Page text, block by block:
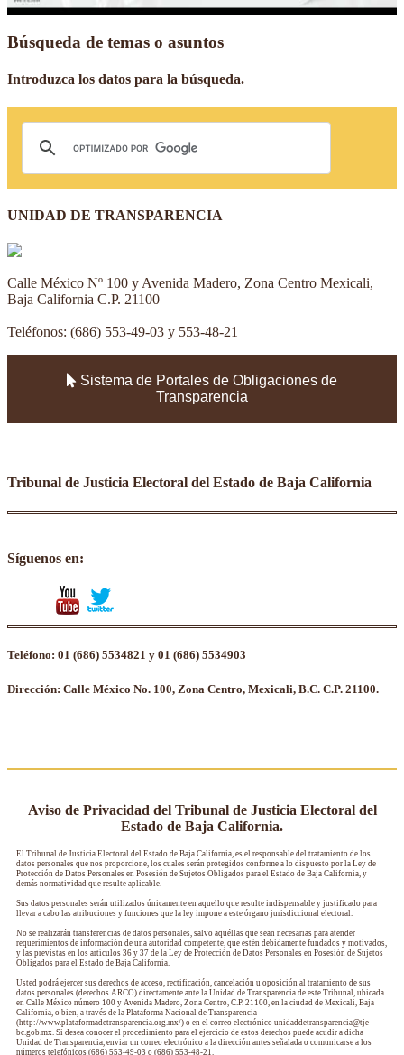
Búsqueda de temas o asuntos
Introduzca los datos para la búsqueda.
UNIDAD DE TRANSPARENCIA
Calle México Nº 100 y Avenida Madero, Zona Centro Mexicali,
Baja California C.P. 21100
Teléfonos: (686) 553-49-03 y 553-48-21
Sistema de Portales de Obligaciones de
Transparencia
Tribunal de Justicia Electoral del Estado de Baja California
Síguenos en:
facebook
Teléfono: 01 (686) 5534821 y 01 (686) 5534903
Dirección: Calle México No. 100, Zona Centro, Mexicali, B.C. C.P. 21100.
Aviso de Privacidad del Tribunal de Justicia Electoral del
Estado de Baja California.
El Tribunal de Justicia Electoral del Estado de Baja California, es el responsable del tratamiento de los
datos personales que nos proporcione, los cuales serán protegidos conforme a lo dispuesto por la Ley de
Protección de Datos Personales en Posesión de Sujetos Obligados para el Estado de Baja California, y
demás normatividad que resulte aplicable.
Sus datos personales serán utilizados únicamente en aquello que resulte indispensable y justificado para
llevar a cabo las atribuciones y funciones que la ley impone a este órgano jurisdiccional electoral.
No se realizarán transferencias de datos personales, salvo aquéllas que sean necesarias para atender
requerimientos de información de una autoridad competente, que estén debidamente fundados y motivados,
y las previstas en los artículos 36 y 37 de la Ley de Protección de Datos Personales en Posesión de Sujetos
Obligados para el Estado de Baja California.
Usted podrá ejercer sus derechos de acceso, rectificación, cancelación u oposición al tratamiento de sus
datos personales (derechos ARCO) directamente ante la Unidad de Transparencia de este Tribunal, ubicada
en Calle México número 100 y Avenida Madero, Zona Centro, C.P. 21100, en la ciudad de Mexicali, Baja
California, o bien, a través de la Plataforma Nacional de Transparencia
(http://www.plataformadetransparencia.org.mx/) o en el correo electrónico unidaddetransparencia@tje-
bc.gob.mx. Si desea conocer el procedimiento para el ejercicio de estos derechos puede acudir a dicha
Unidad de Transparencia, enviar un correo electrónico a la dirección antes señalada o comunicarse a los
números telefónicos (686) 553-49-03 o (686) 553-48-21.